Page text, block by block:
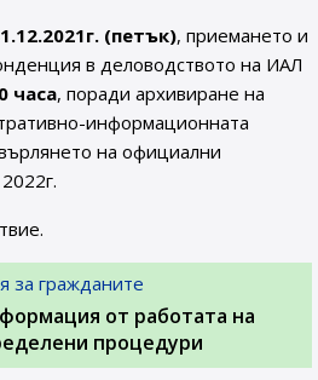
(петък), приемането и
в деловодството на ИАЛ
часа, поради архивиране на
информационната
на официални
за гражданите
от работата на
процедури